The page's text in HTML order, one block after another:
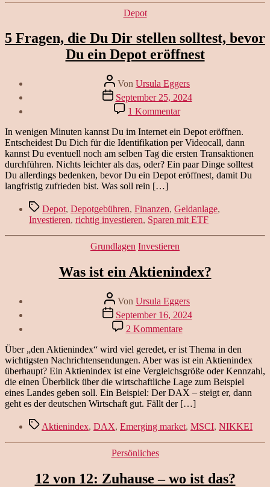
Kategorien
Depot
5 Fragen, die Du Dir stellen solltest, bevor
Du ein Depot eröffnest
Beitragsautor
Von Ursula Eggers
Veröffentlichungsdatum
September 25, 2024
1 Kommentarzu
5
Fragen,
die
Du
Dir
stellen
Du
ein
Depot
eröffnest
In wenigen Minuten kannst Du im Internet ein Depot eröffnen.
Entscheidest Du Dich für die Identifikation per Videocall, dann
kannst Du eventuell noch am selben Tag die ersten Transaktionen
durchführen. Nichts leichter als das, oder? Ein paar Dinge solltest
Du allerdings bedenken, bevor Du ein Depot eröffnest, damit Du
langfristig zufrieden bist. Was soll rein […]
Schlagwörter
Depot, Depotgebühren, Finanzen, Geldanlage,
Investieren, richtig investieren, Sparen mit ETF
Kategorien
Grundlagen Investieren
Was ist ein Aktienindex?
Beitragsautor
Von Ursula Eggers
Veröffentlichungsdatum
September 16, 2024
2 Kommentarezu
Was
ist
ein
Aktienindex?
Über „den Aktienindex“ wird viel geredet, er ist Thema in den
wichtigsten Nachrichtensendungen. Aber was ist ein Aktienindex
überhaupt? Ein Aktienindex ist eine Vergleichsgröße oder Kennzahl,
die einen Überblick über die wirtschaftliche Lage zum Beispiel
eines Landes geben soll. Ein Beispiel: Der DAX – steigt er, dann
geht es der deutschen Wirtschaft gut. Fällt der […]
Schlagwörter
Aktienindex, DAX, Emerging market, MSCI, NIKKEI
Kategorien
Persönliches
12 von 12: Zuhause – wo ist das?